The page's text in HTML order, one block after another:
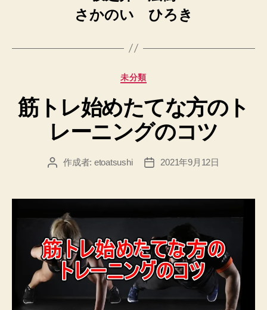
さかのい ひろき
カ
ゴ
リ
ー
未分類
筋トレ始めたてな方のト
レーニングのコツ
投 作成者: etoatsushi
投
2021年9月12日